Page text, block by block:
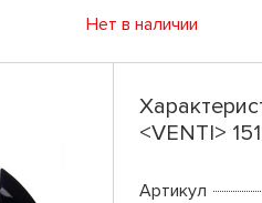
Нет в наличии
<VENTI>
Артикул